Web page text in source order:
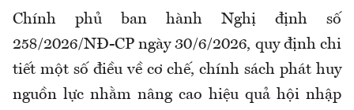
Chính phủ ban hành Nghị định số
258/2026/NĐ-CP ngày 30/6/2026, quy định chi
tiết một số điều về cơ chế, chính sách phát huy
nguồn lực nhằm nâng cao hiệu quả hội nhập